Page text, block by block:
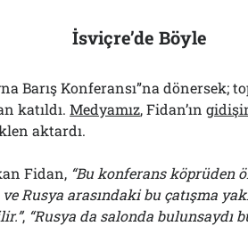
İsviçre’de Böyle
Barış Konferansı”na dönersek;
katıldı.Medyamız, Fidan’ın
aktardı.
Fidan, “Bu konferans köprüden
Rusya arasındaki bu çatışma
, “Rusya da salonda bulunsaydı